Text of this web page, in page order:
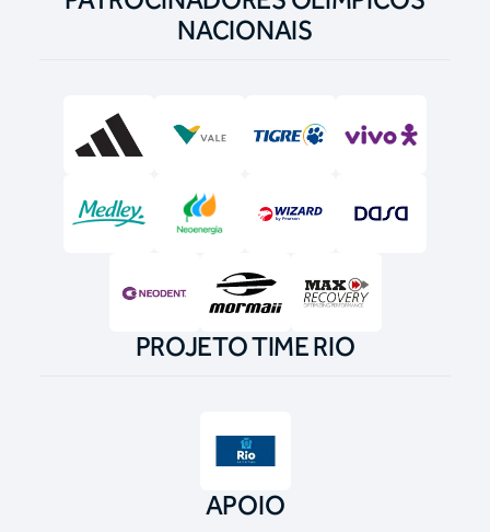
NACIONAIS
PROJETO TIME RIO
APOIO